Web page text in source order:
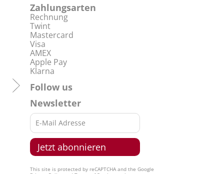
Zahlungsarten
Rechnung
Twint
Mastercard
Visa
AMEX
Apple Pay
Klarna
Follow us
Newsletter
This site is protected by reCAPTCHA and the Google